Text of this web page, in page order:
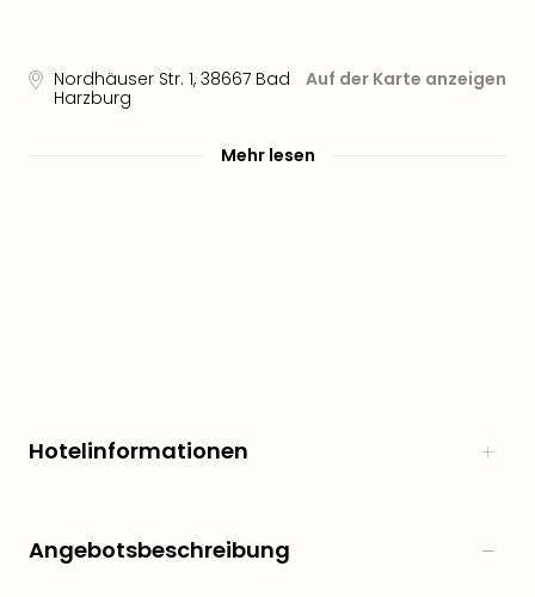
Nordhäuser Str. 1, 38667 Bad
Harzburg
Auf der Karte anzeigen
Mehr lesen
Hotelinformationen
Angebotsbeschreibung